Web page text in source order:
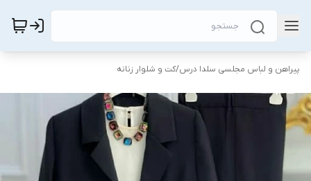
پیراهن و لباس مجلسی سلدا درس/کت و شلوار زنانه